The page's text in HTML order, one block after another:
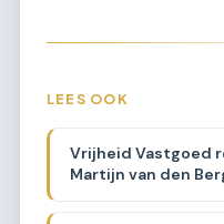
LEES OOK
Vrijheid Vastgoed
Martijn van den